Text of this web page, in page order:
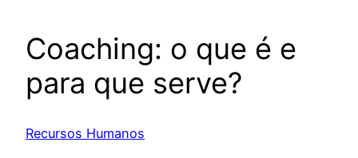
Coaching: o que é e
para que serve?
Recursos Humanos